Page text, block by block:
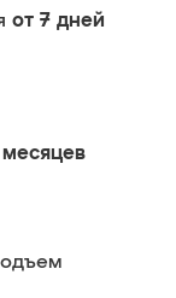
от 7 дней